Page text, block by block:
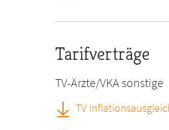
Tarifverträge
TV-Ärzte/VKA sonstige
TV